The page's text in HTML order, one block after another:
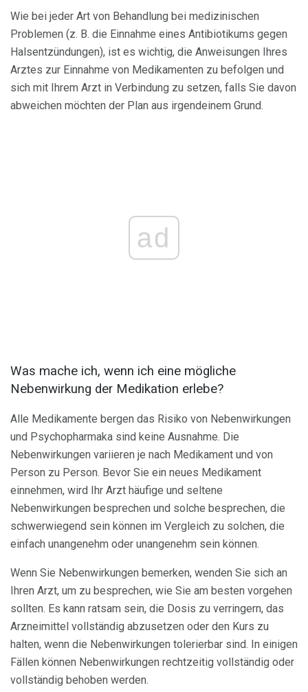
Wie bei jeder Art von Behandlung bei medizinischen
Problemen (z. B. die Einnahme eines Antibiotikums gegen
Halsentzündungen), ist es wichtig, die Anweisungen Ihres
Arztes zur Einnahme von Medikamenten zu befolgen und
sich mit Ihrem Arzt in Verbindung zu setzen, falls Sie davon
abweichen möchten der Plan aus irgendeinem Grund.
ad
Was mache ich, wenn ich eine mögliche
Nebenwirkung der Medikation erlebe?
Alle Medikamente bergen das Risiko von Nebenwirkungen
und Psychopharmaka sind keine Ausnahme. Die
Nebenwirkungen variieren je nach Medikament und von
Person zu Person. Bevor Sie ein neues Medikament
einnehmen, wird Ihr Arzt häufige und seltene
Nebenwirkungen besprechen und solche besprechen, die
schwerwiegend sein können im Vergleich zu solchen, die
einfach unangenehm oder unangenehm sein können.
Wenn Sie Nebenwirkungen bemerken, wenden Sie sich an
Ihren Arzt, um zu besprechen, wie Sie am besten vorgehen
sollten. Es kann ratsam sein, die Dosis zu verringern, das
Arzneimittel vollständig abzusetzen oder den Kurs zu
halten, wenn die Nebenwirkungen tolerierbar sind. In einigen
Fällen können Nebenwirkungen rechtzeitig vollständig oder
vollständig behoben werden.